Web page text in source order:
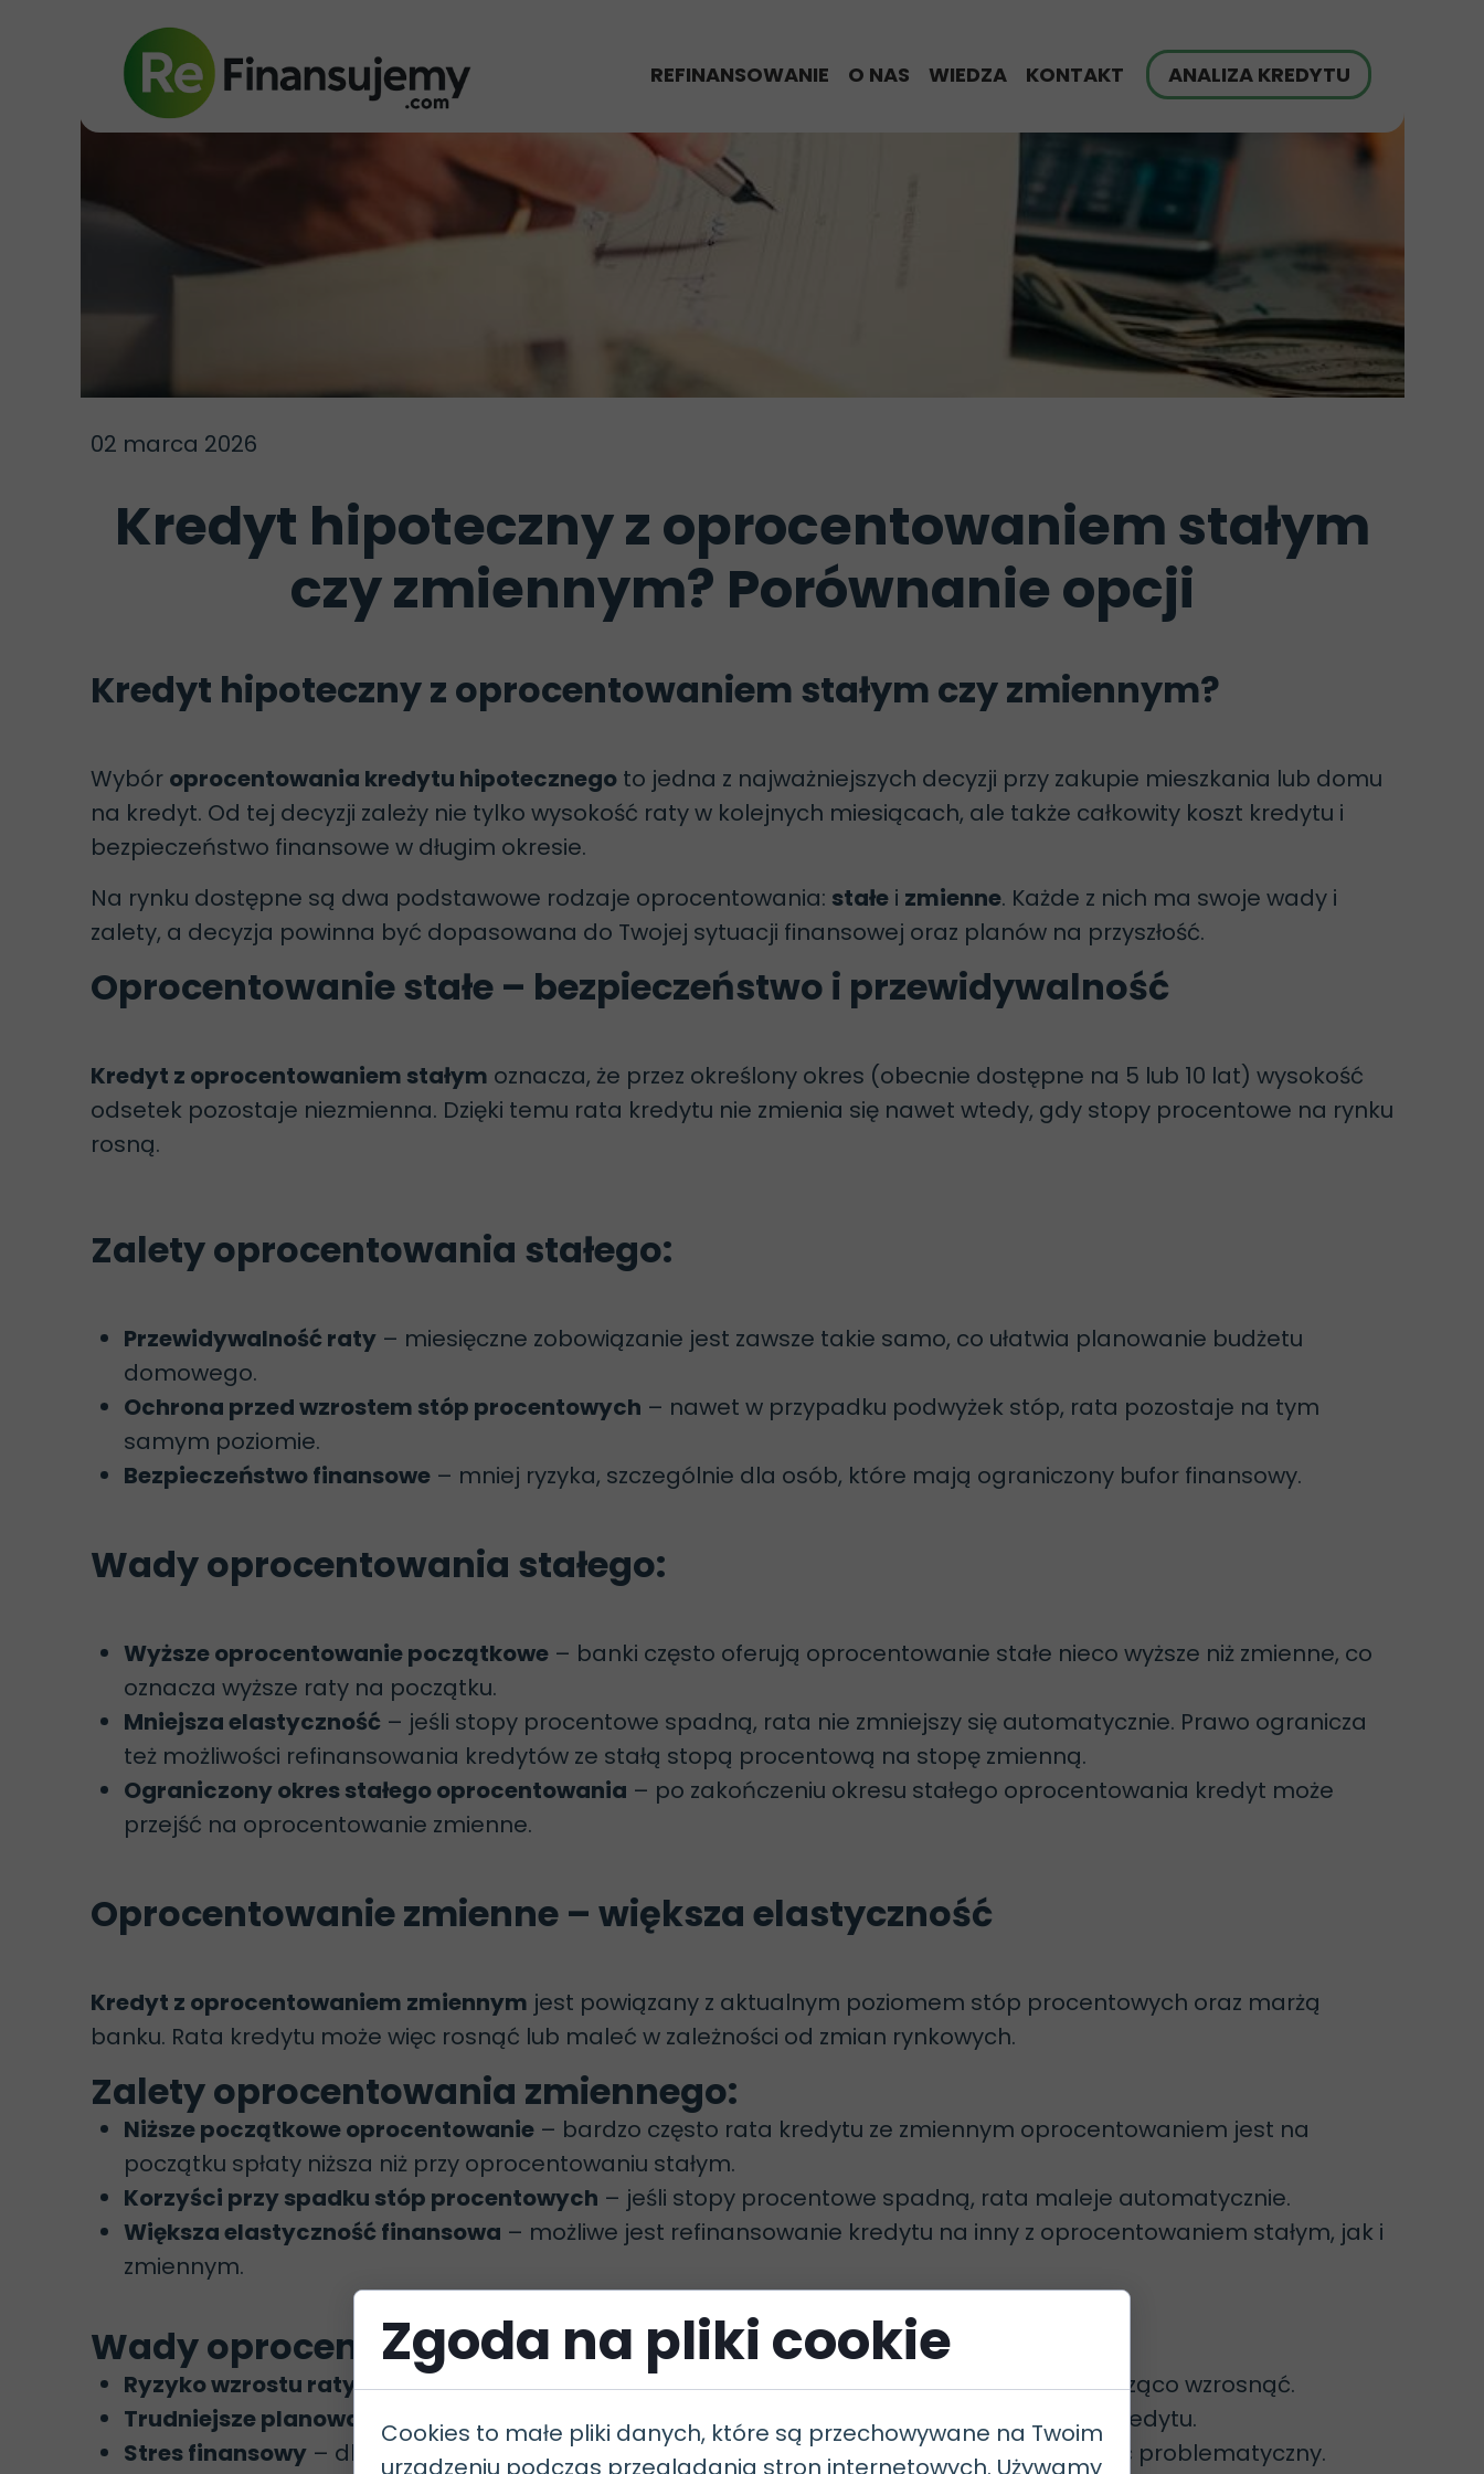
ANALIZA KREDYTU
REFINANSOWANIE
Proces refinansowania
Kalkulator refinansowania
O NAS WIEDZA
Kalkulator Raty Kredytu
KONTAKT
02 marca 2026
Kredyt hipoteczny z oprocentowaniem stałym
czy zmiennym? Porównanie opcji
Kredyt hipoteczny z oprocentowaniem stałym czy zmiennym?
Wybór oprocentowania kredytu hipotecznego to jedna z najważniejszych decyzji przy zakupie mieszkania lub domu
na kredyt. Od tej decyzji zależy nie tylko wysokość raty w kolejnych miesiącach, ale także całkowity koszt kredytu i
bezpieczeństwo finansowe w długim okresie.
Na rynku dostępne są dwa podstawowe rodzaje oprocentowania: stałe i zmienne. Każde z nich ma swoje wady i
zalety, a decyzja powinna być dopasowana do Twojej sytuacji finansowej oraz planów na przyszłość.
Oprocentowanie stałe – bezpieczeństwo i przewidywalność
Kredyt z oprocentowaniem stałym oznacza, że przez określony okres (obecnie dostępne na 5 lub 10 lat) wysokość
odsetek pozostaje niezmienna. Dzięki temu rata kredytu nie zmienia się nawet wtedy, gdy stopy procentowe na rynku
rosną.
Zalety oprocentowania stałego:
Przewidywalność raty – miesięczne zobowiązanie jest zawsze takie samo, co ułatwia planowanie budżetu
domowego.
Ochrona przed wzrostem stóp procentowych – nawet w przypadku podwyżek stóp, rata pozostaje na tym
samym poziomie.
Bezpieczeństwo finansowe – mniej ryzyka, szczególnie dla osób, które mają ograniczony bufor finansowy.
Wady oprocentowania stałego:
Wyższe oprocentowanie początkowe – banki często oferują oprocentowanie stałe nieco wyższe niż zmienne, co
oznacza wyższe raty na początku.
Mniejsza elastyczność – jeśli stopy procentowe spadną, rata nie zmniejszy się automatycznie. Prawo ogranicza
też możliwości refinansowania kredytów ze stałą stopą procentową na stopę zmienną.
Ograniczony okres stałego oprocentowania – po zakończeniu okresu stałego oprocentowania kredyt może
przejść na oprocentowanie zmienne.
Oprocentowanie zmienne – większa elastyczność
Kredyt z oprocentowaniem zmiennym jest powiązany z aktualnym poziomem stóp procentowych oraz marżą
banku. Rata kredytu może więc rosnąć lub maleć w zależności od zmian rynkowych.
Zalety oprocentowania zmiennego:
Niższe początkowe oprocentowanie – bardzo często rata kredytu ze zmiennym oprocentowaniem jest na
początku spłaty niższa niż przy oprocentowaniu stałym.
Korzyści przy spadku stóp procentowych – jeśli stopy procentowe spadną, rata maleje automatycznie.
Większa elastyczność finansowa – możliwe jest refinansowanie kredytu na inny z oprocentowaniem stałym, jak i
zmiennym.
Wady oprocentowania zmiennego:
Ryzyko wzrostu raty– w przypadku podwyżki stóp procentowych rata kredytu może znacząco wzrosnąć.
Trudniejsze planowanie budżetu
– brak pewności co do przyszłych wydatków na spłatę kredytu.
Stres finansowy – dla osób o ograniczonych rezerwach finansowych wzrost raty może być problematyczny.
Zgoda na pliki cookie
Cookies to małe pliki danych, które są przechowywane na Twoim
urządzeniu podczas przeglądania stron internetowych. Używamy